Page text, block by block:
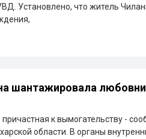
Установлено, что житель
шантажировала
к вымогательству -
области. В органы